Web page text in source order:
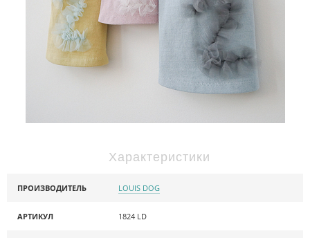
Характеристики
ПРОИЗВОДИТЕЛЬ LOUIS DOG
АРТИКУЛ 1824 LD